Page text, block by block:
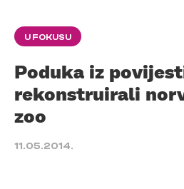
U FOKUSU
Poduka iz
rekonstruirali
zoo
11.05.2014.